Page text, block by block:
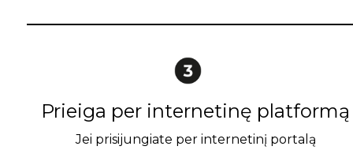
Prieiga per internetinę platformą
Jei prisijungiate per internetinį portalą